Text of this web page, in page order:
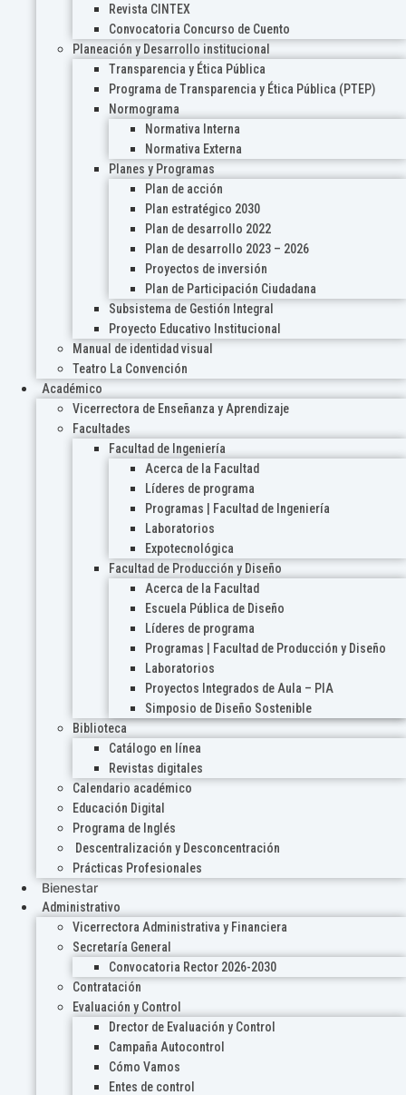
Revista CINTEX
Convocatoria Concurso de Cuento
Planeación y Desarrollo institucional
Transparencia y Ética Pública
Programa de Transparencia y Ética Pública (PTEP)
Normograma
Normativa Interna
Normativa Externa
Planes y Programas
Plan de acción
Plan estratégico 2030
Plan de desarrollo 2022
Plan de desarrollo 2023 – 2026
Proyectos de inversión
Plan de Participación Ciudadana
Subsistema de Gestión Integral
Proyecto Educativo Institucional
Manual de identidad visual
Teatro La Convención
Académico
Vicerrectora de Enseñanza y Aprendizaje
Facultades
Facultad de Ingeniería
Acerca de la Facultad
Líderes de programa
Programas | Facultad de Ingeniería
Laboratorios
Expotecnológica
Facultad de Producción y Diseño
Acerca de la Facultad
Escuela Pública de Diseño
Líderes de programa
Programas | Facultad de Producción y Diseño
Laboratorios
Proyectos Integrados de Aula – PIA
Simposio de Diseño Sostenible
Biblioteca
Catálogo en línea
Revistas digitales
Calendario académico
Educación Digital
Programa de Inglés
Descentralización y Desconcentración
Prácticas Profesionales
Bienestar
Administrativo
Vicerrectora Administrativa y Financiera
Secretaría General
Convocatoria Rector 2026-2030
Contratación
Evaluación y Control
Drector de Evaluación y Control
Campaña Autocontrol
Cómo Vamos
Entes de control